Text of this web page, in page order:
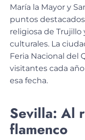
María la Mayor y
puntos
religiosa de
culturales. La
Feria Nacional del
visitantes cada
esa fecha.
Sevilla: Al
flamenco